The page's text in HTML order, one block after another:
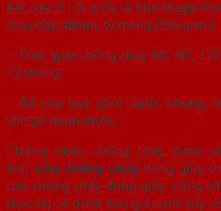
Kết cấu 2: Lõi giữa là tấm Magie
cháy dày 48mm, tỷ trọng 250kg/m3.
– Thời gian chống cháy 60’, 90’,
12 tháng.
– Bộ cửa bao gồm: cánh, khung,
vân gỗ hoàn thiện.
Chứng nhận chống cháy được
loại cửa chống cháydùng giấy
cửa chống cháy dùng giấy riêng
theo lô) sẽ được báo giá cụ thể tùy